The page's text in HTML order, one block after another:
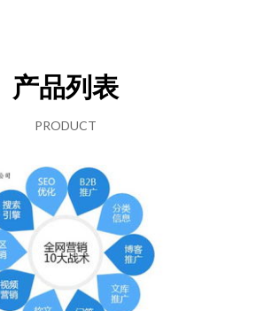
产品列表
PRODUCT